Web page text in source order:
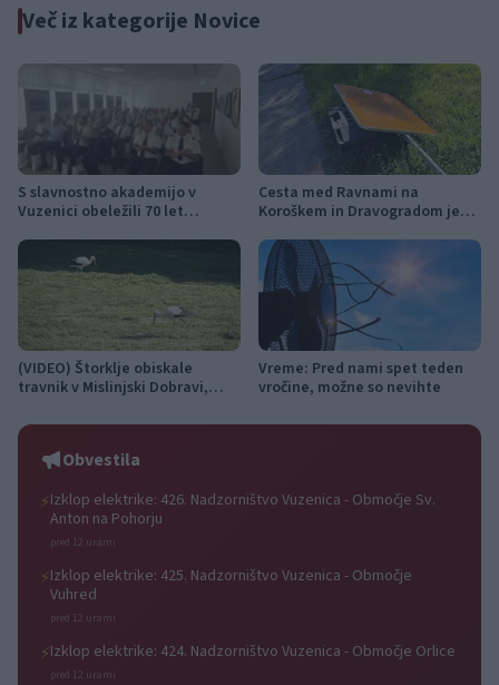
Več iz kategorije Novice
S slavnostno akademijo v
Vuzenici obeležili 70 let
Cesta med Ravnami na
Koroškem in Dravogradom je
(VIDEO) Štorklje obiskale
travnik v Mislinjski Dobravi,
leto
Vreme: Pred nami spet teden
vročine, možne so nevihte
Obvestila
⚡Izklop elektrike: 426. Nadzorništvo Vuzenica - Območje Sv.
Anton na Pohorju
pred 12 urami
⚡Izklop elektrike: 425. Nadzorništvo Vuzenica - Območje
Vuhred
pred 12 urami
⚡Izklop elektrike: 424. Nadzorništvo Vuzenica - Območje Orlice
pred 12 urami